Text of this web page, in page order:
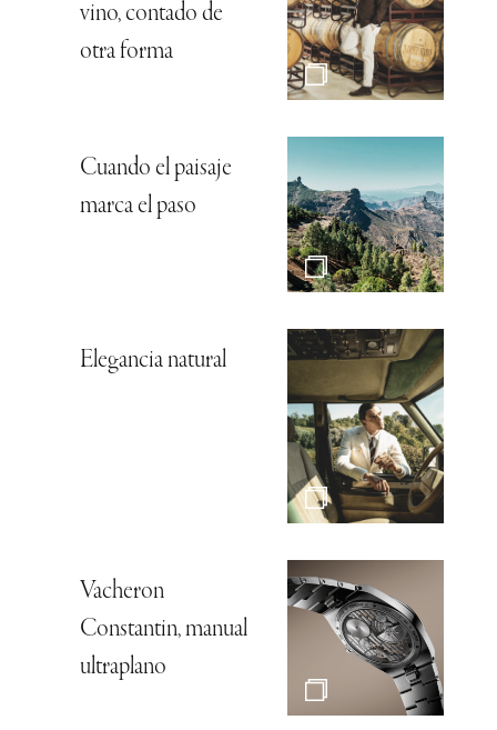
vino, contado de
otra forma
Cuando el paisaje
marca el paso
Elegancia natural
Vacheron
Constantin, manual
ultraplano